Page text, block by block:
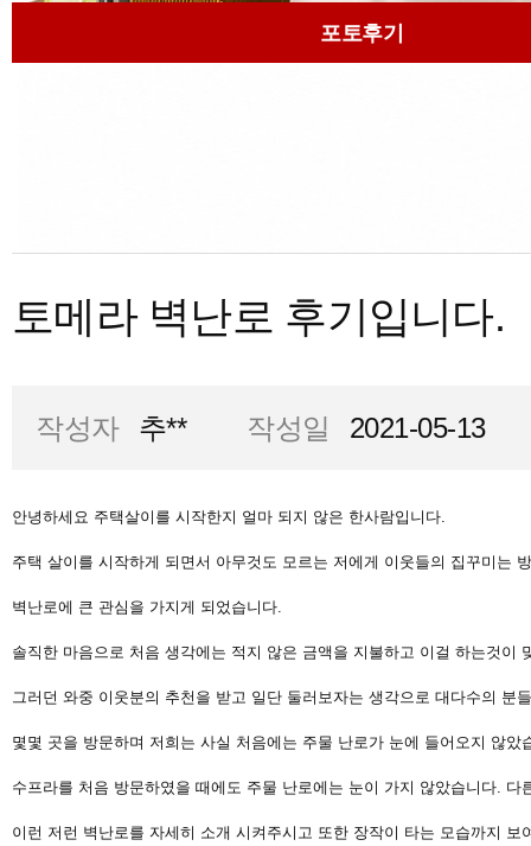
포토후기
토메라 벽난로 후기입니다.
작성자 추** 작성일 2021-05-13
안녕하세요 주택살이를 시작한지 얼마 되지 않은 한사람입니다.
주택 살이를 시작하게 되면서 아무것도 모르는 저에게 이웃들의 집꾸미는
벽난로에 큰 관심을 가지게 되었습니다.
솔직한 마음으로 처음 생각에는 적지 않은 금액을 지불하고 이걸 하는것이
그러던 와중 이웃분의 추천을 받고 일단 둘러보자는 생각으로 대다수의 분
몇몇 곳을 방문하며 저희는 사실 처음에는 주물 난로가 눈에 들어오지 않았
수프라를 처음 방문하였을 때에도 주물 난로에는 눈이 가지 않았습니다.
이런 저런 벽난로를 자세히 소개 시켜주시고 또한 장작이 타는 모습까지